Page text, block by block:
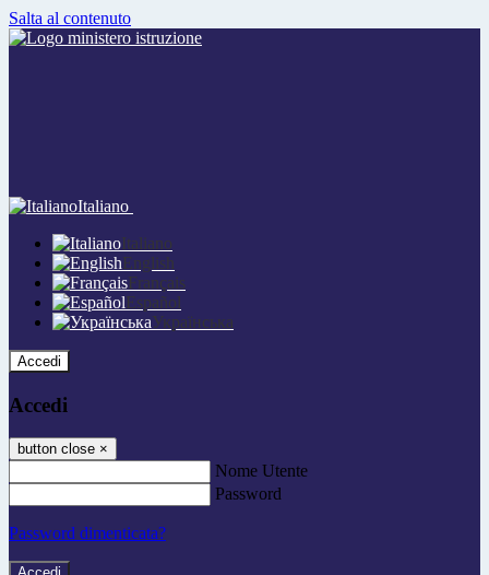
Salta al contenuto
Italiano
Italiano
English
Français
Español
Українська
Accedi
Accedi
button close ×
Nome Utente
Password
Password dimenticata?